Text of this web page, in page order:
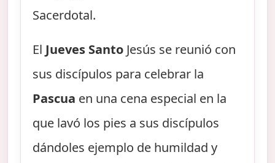
Sacerdotal.
El Jueves Santo Jesús se reunió con
sus discípulos para celebrar la
Pascua en una cena especial en la
que lavó los pies a sus discípulos
dándoles ejemplo de humildad y